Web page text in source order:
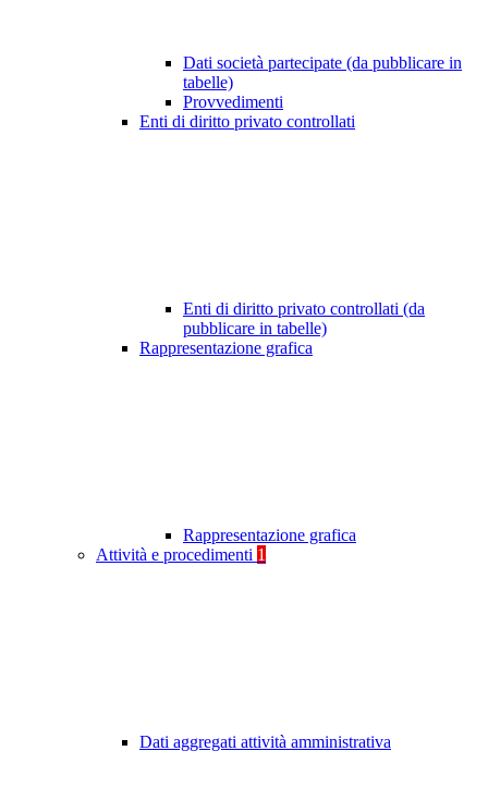
Dati società partecipate (da pubblicare in
tabelle)
Provvedimenti
Enti di diritto privato controllati
Enti di diritto privato controllati (da
pubblicare in tabelle)
Rappresentazione grafica
Rappresentazione grafica
Attività e procedimenti 1
Dati aggregati attività amministrativa